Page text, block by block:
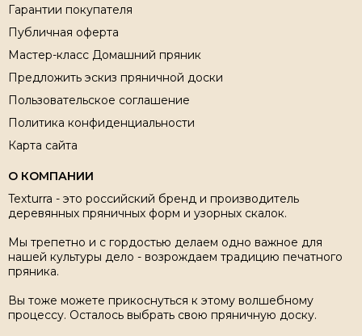
Гарантии покупателя
Публичная оферта
Мастер-класс Домашний пряник
Предложить эскиз пряничной доски
Пользовательское соглашение
Политика конфиденциальности
Карта сайта
О КОМПАНИИ
Texturra - это российский бренд и производитель
деревянных пряничных форм и узорных скалок.
Мы трепетно и с гордостью делаем одно важное для
нашей культуры дело - возрождаем традицию печатного
пряника.
Вы тоже можете прикоснуться к этому волшебному
процессу. Осталось выбрать свою пряничную доску.